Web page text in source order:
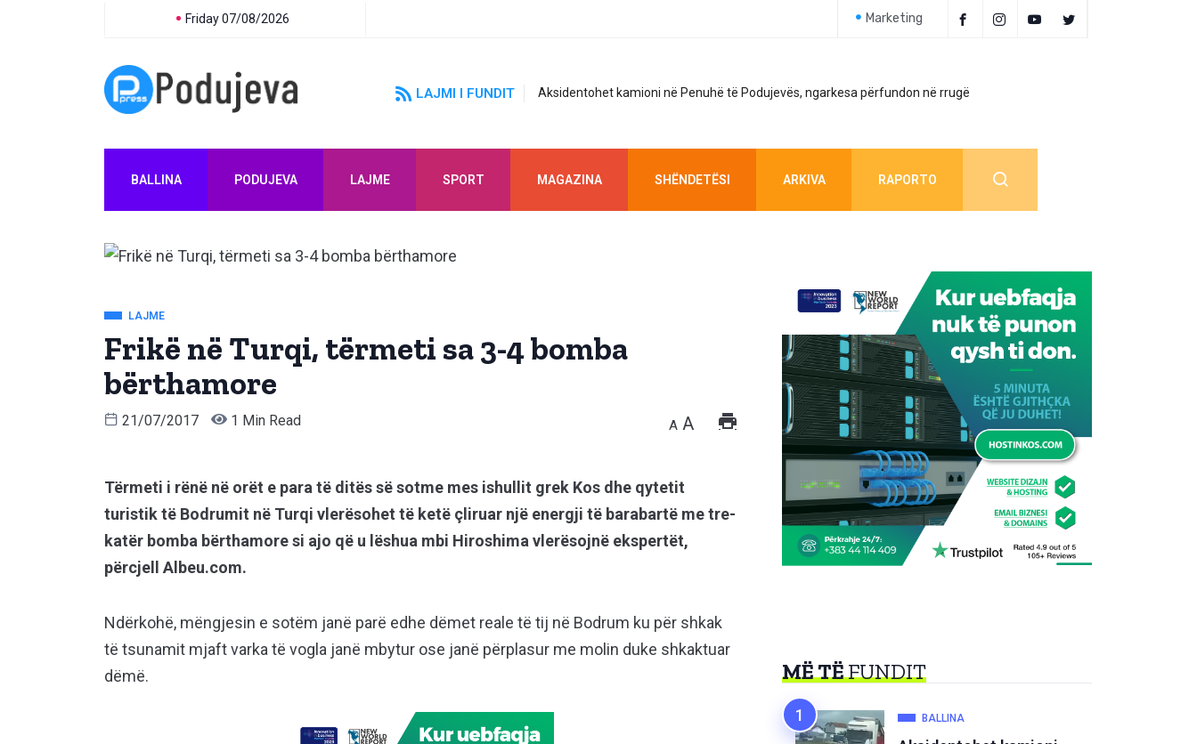
Friday 07/08/2026 Marketing
LAJMI I FUNDIT Aksidentohet kamioni në Penuhë të Podujevës, ngarkesa përfundon në rrugë
BALLINA PODUJEVA LAJME SPORT MAGAZINA SHËNDETËSI ARKIVA RAPORTO
LAJME
Frikë në Turqi, tërmeti sa 3-4 bomba
bërthamore
21/07/2017 1 Min Read A A
Tërmeti i rënë në orët e para të ditës së sotme mes ishullit grek Kos dhe qytetit
turistik të Bodrumit në Turqi vlerësohet të ketë çliruar një energji të barabartë me tre-
katër bomba bërthamore si ajo që u lëshua mbi Hiroshima vlerësojnë ekspertët,
përcjell Albeu.com.
Ndërkohë, mëngjesin e sotëm janë parë edhe dëmet reale të tij në Bodrum ku për shkak
të tsunamit mjaft varka të vogla janë mbytur ose janë përplasur me molin duke shkaktuar
dëmë.
MË TËFUNDIT
BALLINA